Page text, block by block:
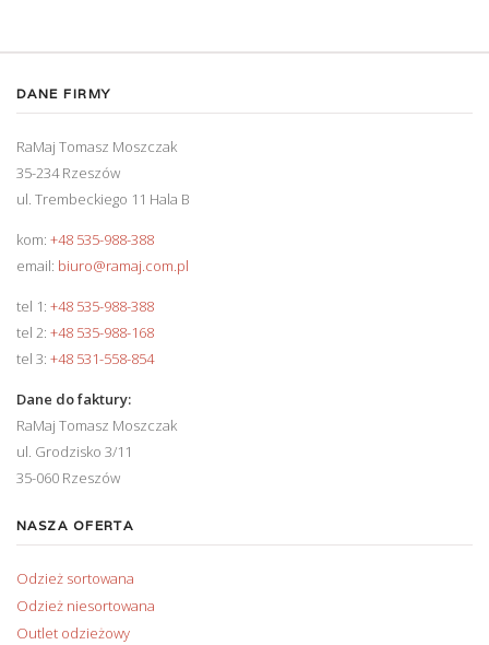
DANE FIRMY
RaMaj Tomasz Moszczak
35-234 Rzeszów
ul. Trembeckiego 11 Hala B
kom: +48 535-988-388
email: biuro@ramaj.com.pl
tel 1: +48 535-988-388
tel 2: +48 535-988-168
tel 3: +48 531-558-854
Dane do faktury:
RaMaj Tomasz Moszczak
ul. Grodzisko 3/11
35-060 Rzeszów
NASZA OFERTA
Odzież sortowana
Odzież niesortowana
Outlet odzieżowy